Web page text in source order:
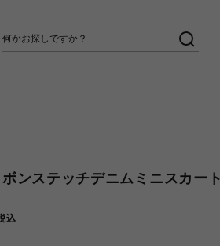
ンステッチデニムミニスカート
込